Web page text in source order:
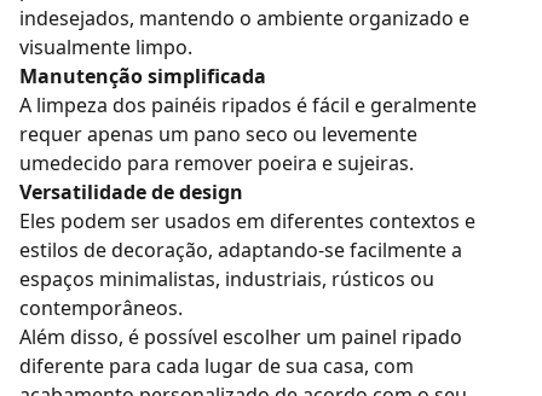
indesejados, mantendo o ambiente organizado e
visualmente limpo.
Manutenção simplificada
A limpeza dos painéis ripados é fácil e geralmente
requer apenas um pano seco ou levemente
umedecido para remover poeira e sujeiras.
Versatilidade de design
Eles podem ser usados em diferentes contextos e
estilos de decoração, adaptando-se facilmente a
espaços minimalistas, industriais, rústicos ou
contemporâneos.
Além disso, é possível escolher um painel ripado
diferente para cada lugar de sua casa, com